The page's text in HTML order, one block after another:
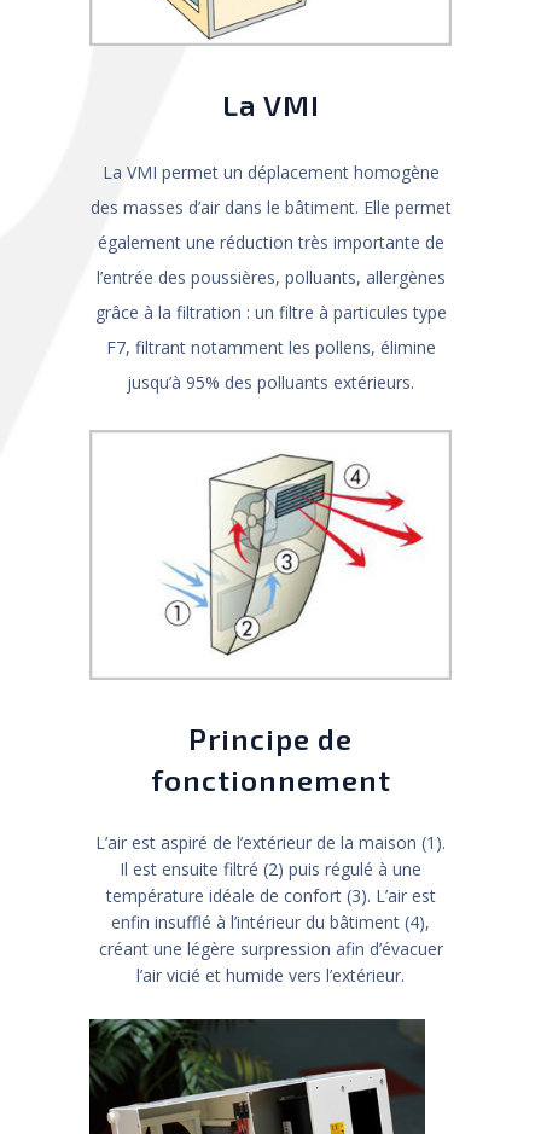
La VMI
La VMI permet un déplacement homogène
des masses d’air dans le bâtiment. Elle permet
également une réduction très importante de
l’entrée des poussières, polluants, allergènes
grâce à la filtration : un filtre à particules type
F7, filtrant notamment les pollens, élimine
jusqu’à 95% des polluants extérieurs.
Principe de
fonctionnement
L’air est aspiré de l’extérieur de la maison (1).
Il est ensuite filtré (2) puis régulé à une
température idéale de confort (3). L’air est
enfin insufflé à l’intérieur du bâtiment (4),
créant une légère surpression afin d’évacuer
l’air vicié et humide vers l’extérieur.